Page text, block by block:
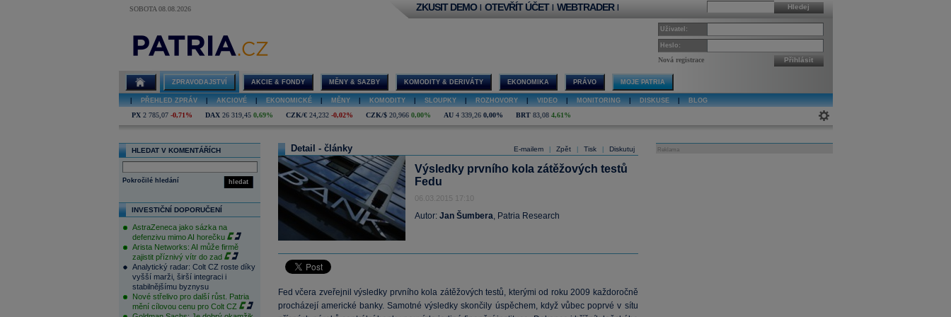
SOBOTA 08.08.2026 Hledej
ZKUSIT DEMO | OTEVŘÍT ÚČET | WEBTRADER |
Uživatel:
Heslo:
Nová registrace Přihlásit
ZPRAVODAJSTVÍ AKCIE & FONDY MĚNY & SAZBY KOMODITY & DERIVÁTY EKONOMIKA PRÁVO MOJE PATRIA
PŘEHLED ZPRÁV AKCIOVÉ EKONOMICKÉ MĚNY KOMODITY SLOUPKY ROZHOVORY VIDEO MONITORING DISKUSE BLOG
PX 2 785,07 -0,71% DAX 26 319,45 0,69% CZK/€ 24,232 -0,02% CZK/$ 20,966 0,00% AU 4 339,26 0,00% BRT 83,08 4,61%
HLEDAT V KOMENTÁŘÍCH
hledat
Pokročilé hledání
INVESTIČNÍ DOPORUČENÍ
AstraZeneca jako sázka na
defenzivu mimo AI horečku
Arista Networks: AI může firmě
zajistit příznivý vítr do zad
Analytický radar: Colt CZ roste díky
vyšší marži, širší integraci i
stabilnějšímu byznysu
Nové střelivo pro další růst. Patria
mění cílovou cenu pro Colt CZ
E-mailem Zpět Tisk Diskutuj
Detail - články
Výsledky prvního kola zátěžových testů
Fedu
06.03.2015 17:10
Autor: Jan Šumbera, Patria Research
Fed včera zveřejnil výsledky prvního kola zátěžových testů, kterými od roku 2009 každoročně
procházejí americké banky. Samotné výsledky skončily úspěchem, když vůbec poprvé v sítu
Reklama